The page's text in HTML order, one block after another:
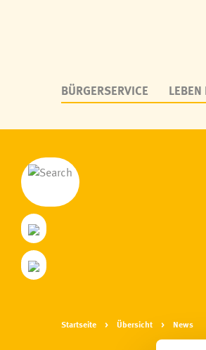
BÜRGERSERVICE
Startseite Übersicht News